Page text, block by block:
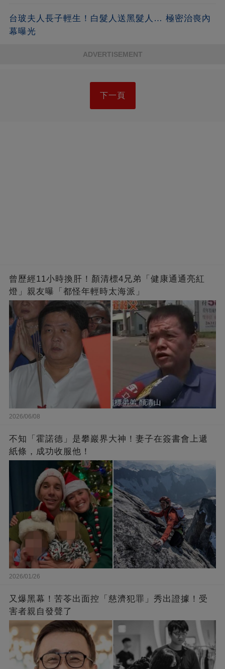
台玻夫人長子輕生！白髮人送黑髮人… 極密治喪內
幕曝光
ADVERTISEMENT
下一頁
曾歷經11小時換肝！顏清標4兄弟「健康通通亮紅
燈」親友曝「都怪年輕時太海派」
2026/06/08
不知「霍諾德」是攀巖界大神！妻子在簽書會上遞
紙條，成功收服他！
2026/01/26
又爆黑幕！苦苓出面控「慈濟犯罪」秀出證據！受
害者親自發聲了